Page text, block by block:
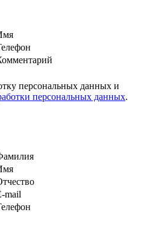
персональных данных и
персональных данных.
mail